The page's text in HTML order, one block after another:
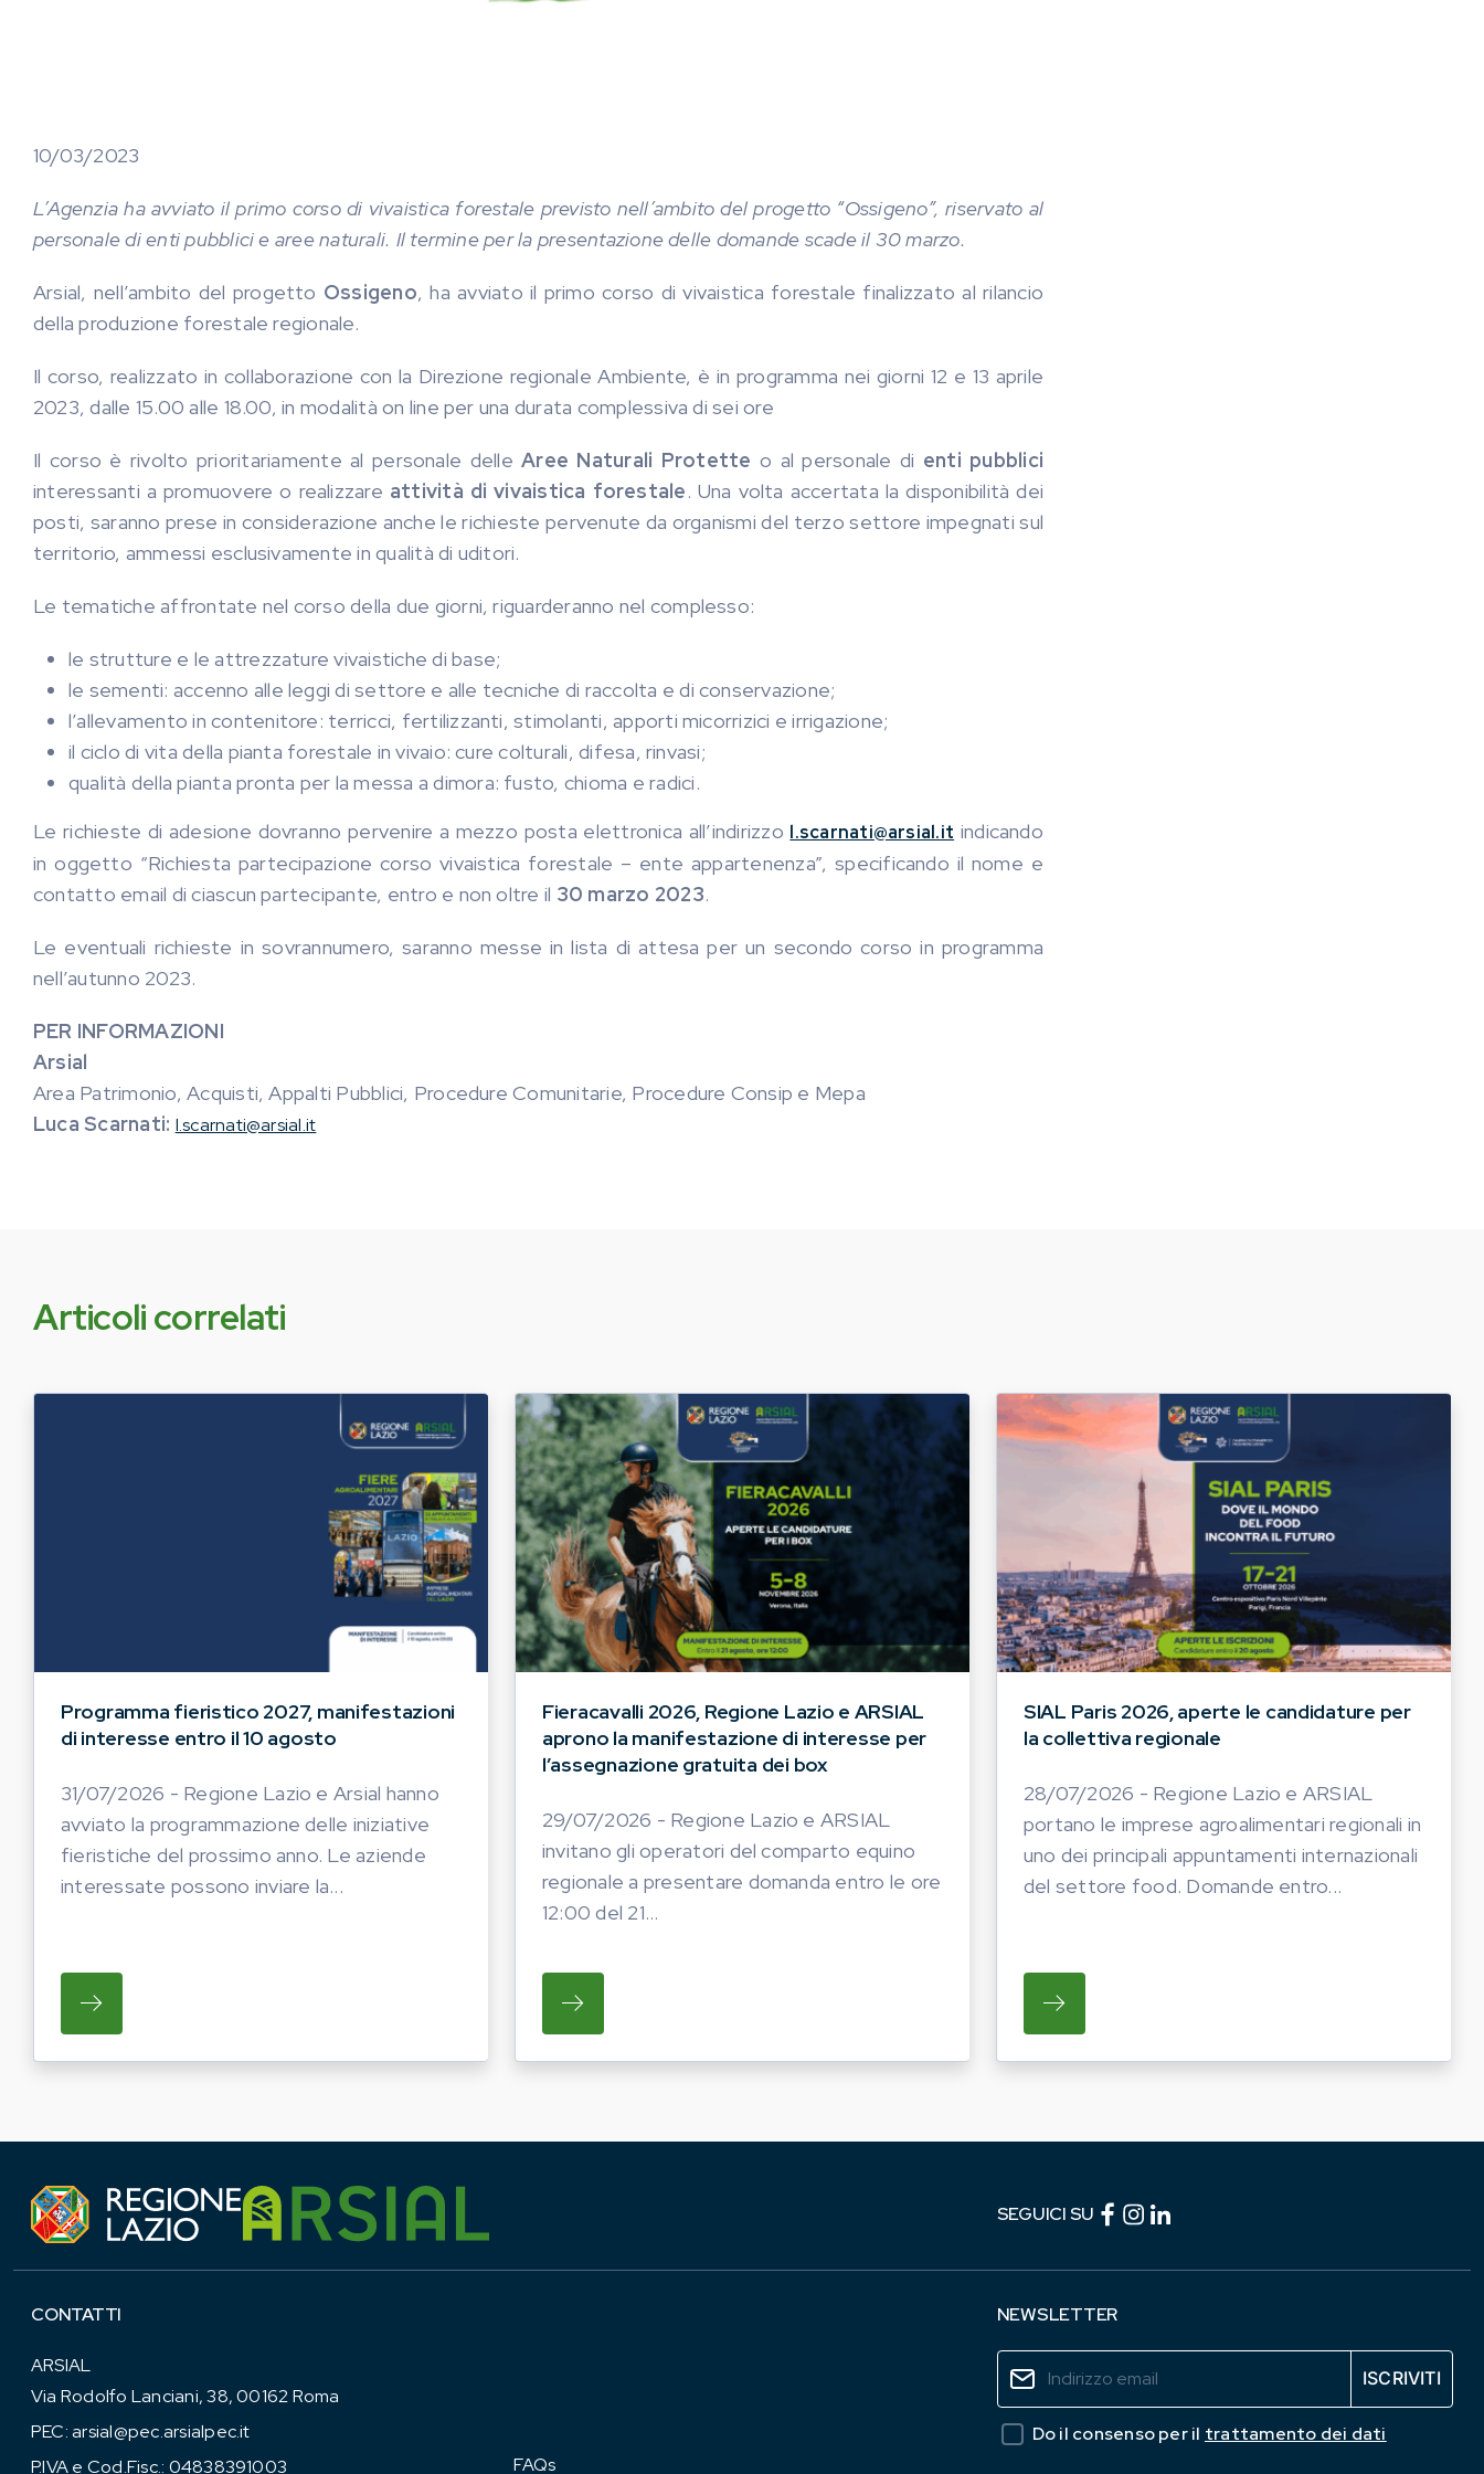
10/03/2023
L’Agenzia ha avviato il primo corso di vivaistica forestale previsto nell’ambito del progetto “Ossigeno”, riservato al
personale di enti pubblici e aree naturali. Il termine per la presentazione delle domande scade il 30 marzo.
Arsial, nell’ambito del progetto Ossigeno, ha avviato il primo corso di vivaistica forestale finalizzato al rilancio
della produzione forestale regionale.
Il corso, realizzato in collaborazione con la Direzione regionale Ambiente, è in programma nei giorni 12 e 13 aprile
2023, dalle 15.00 alle 18.00, in modalità on line per una durata complessiva di sei ore
Il corso è rivolto prioritariamente al personale delleAree Naturali Protette o al personale di enti pubblici
interessanti a promuovere o realizzare attività di vivaistica forestale. Una volta accertata la disponibilità dei
posti, saranno prese in considerazione anche le richieste pervenute da organismi del terzo settore impegnati sul
territorio, ammessi esclusivamente in qualità di uditori.
Le tematiche affrontate nel corso della due giorni, riguarderanno nel complesso:
le strutture e le attrezzature vivaistiche di base;
le sementi: accenno alle leggi di settore e alle tecniche di raccolta e di conservazione;
l’allevamento in contenitore: terricci, fertilizzanti, stimolanti, apporti micorrizici e irrigazione;
il ciclo di vita della pianta forestale in vivaio: cure colturali, difesa, rinvasi;
qualità della pianta pronta per la messa a dimora: fusto, chioma e radici.
Le richieste di adesione dovranno pervenire a mezzo posta elettronica all’indirizzo l.scarnati@arsial.it indicando
in oggetto “Richiesta partecipazione corso vivaistica forestale – ente appartenenza”, specificando il nome e
contatto email di ciascun partecipante, entro e non oltre il 30 marzo 2023.
Le eventuali richieste in sovrannumero, saranno messe in lista di attesa per un secondo corso in programma
nell’autunno 2023.
PER INFORMAZIONI
Arsial
Area Patrimonio, Acquisti, Appalti Pubblici, Procedure Comunitarie, Procedure Consip e Mepa
Luca Scarnati: l.scarnati@arsial.it
Articoli correlati
Programma fieristico 2027, manifestazioni
di interesse entro il 10 agosto
31/07/2026 - Regione Lazio e Arsial hanno
avviato la programmazione delle iniziative
fieristiche del prossimo anno. Le aziende
interessate possono inviare la...
SU REGIONE LAZIO E ARSIAL HANNO AVVIATO LA PROGRAMMAZIONE DELLE INIZIATIVE FIERISTICHE DEL PROSSIMO ANNO. LE AZIENDE
Fieracavalli 2026, Regione Lazio e ARSIAL
aprono la manifestazione di interesse per
l’assegnazione gratuita dei box
29/07/2026 - Regione Lazio e ARSIAL
invitano gli operatori del comparto equino
regionale a presentare domanda entro le ore
12:00 del 21...
SU REGIONE LAZIO E ARSIAL INVITANO GLI OPERATORI DEL COMPARTO EQUINO REGIONALE
SIAL Paris 2026, aperte le candidature per
la collettiva regionale
28/07/2026 - Regione Lazio e ARSIAL
portano le imprese agroalimentari regionali in
uno dei principali appuntamenti internazionali
del settore food. Domande entro...
SU REGIONE LAZIO E ARSIAL PORTANO LE
SEGUICI SU Facebook (link esterno)
Instagram (link esterno)
CONTATTI
ARSIAL
Via Rodolfo Lanciani, 38, 00162 Roma
PEC:arsial@pec.arsialpec.it
P.IVA e Cod.Fisc.: 04838391003
FAQs
NEWSLETTER
Do il consenso per il trattamento dei dati